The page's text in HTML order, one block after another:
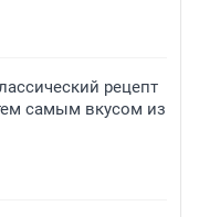
рецепт
самым вкусом из